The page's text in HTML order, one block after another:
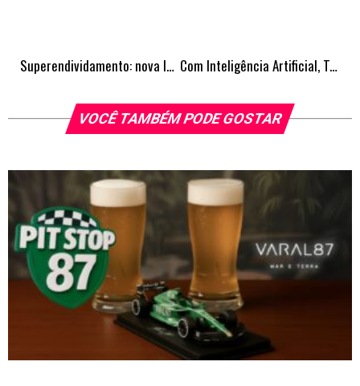
Superendividamento: nova lei permite renegociar dívidas em até 60 vezes e começar a pagar só depois de 180 dias Com Inteligência Artificial, Taubaté lança aplicativo TEC Saúde e moderniza o acesso aos serviços de saúde
VOCÊ TAMBÉM PODE GOSTAR